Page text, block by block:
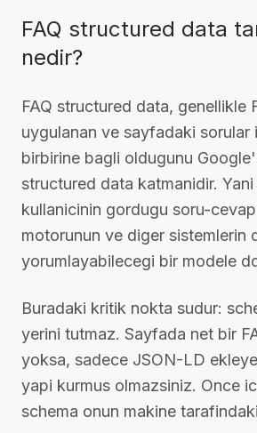
FAQ structured data
nedir?
FAQ structured data, genellikle
uygulanan ve sayfadaki sorular
birbirine bagli oldugunu
structured data katmanidir.
kullanicinin gordugu soru-
motorunun ve diger sistemlerin
yorumlayabilecegi bir modele
Buradaki kritik nokta sudur:
yerini tutmaz. Sayfada net bir
yoksa, sadece JSON-LD
yapi kurmus olmazsiniz. Once
schema onun makine